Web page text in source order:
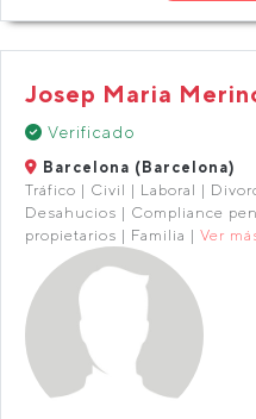
Josep Maria
Verificado
Barcelona (Barcelona)
Tráfico | Civil | Laboral |
Desahucios | Compliance
propietarios | Familia | Ver